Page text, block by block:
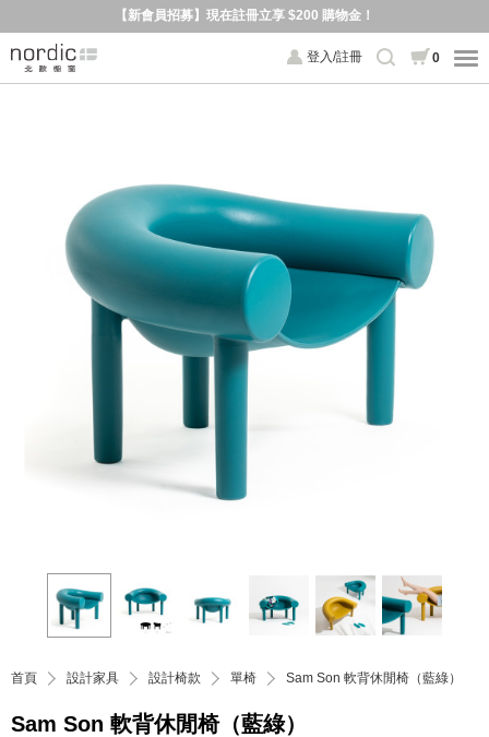
【新會員招募】現在註冊立享 $200 購物金！
登入/註冊 0
首頁 設計家具 設計椅款 單椅 Sam Son 軟背休閒椅（藍綠）
Sam Son 軟背休閒椅（藍綠）